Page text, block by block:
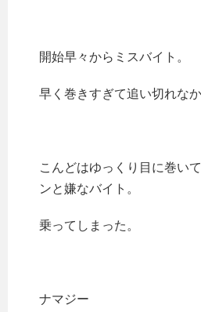
開始早々からミスバイト。
早く巻きすぎて追い切れなか
こんどはゆっくり目に巻い
ンと嫌なバイト。
乗ってしまった。
ナマジー